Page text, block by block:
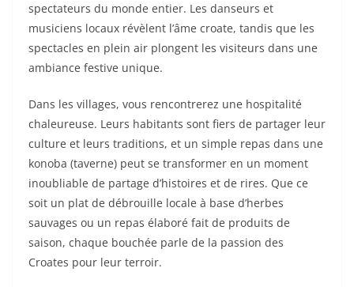
spectateurs du monde entier. Les danseurs et
musiciens locaux révèlent l’âme croate, tandis que les
spectacles en plein air plongent les visiteurs dans une
ambiance festive unique.
Dans les villages, vous rencontrerez une hospitalité
chaleureuse. Leurs habitants sont fiers de partager leur
culture et leurs traditions, et un simple repas dans une
konoba (taverne) peut se transformer en un moment
inoubliable de partage d’histoires et de rires. Que ce
soit un plat de débrouille locale à base d’herbes
sauvages ou un repas élaboré fait de produits de
saison, chaque bouchée parle de la passion des
Croates pour leur terroir.